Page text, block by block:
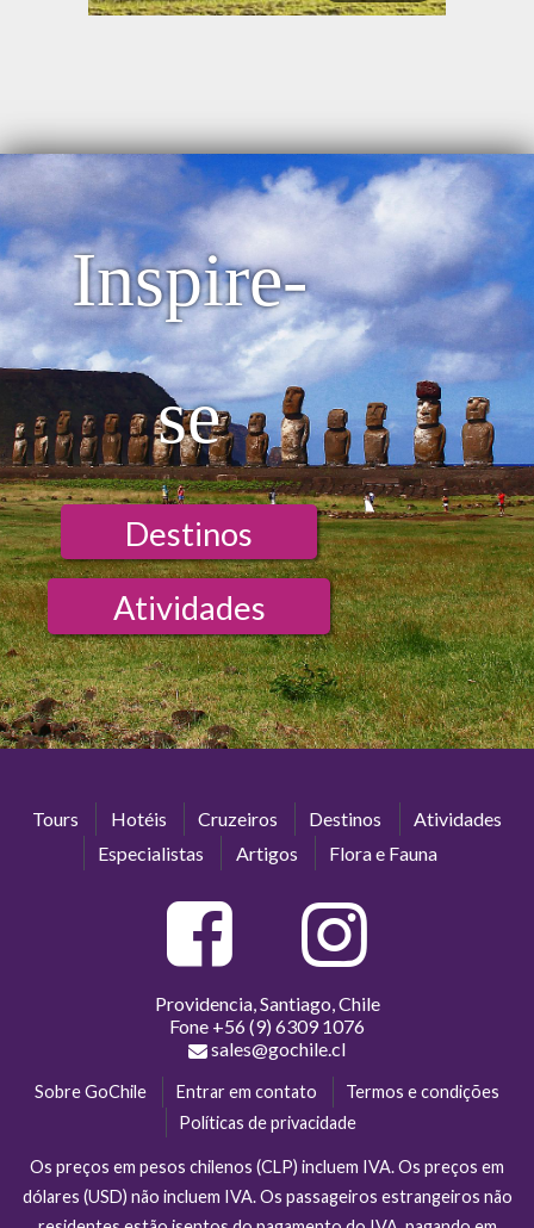
Inspire-
se
Destinos
Atividades
Tours Hotéis Cruzeiros Destinos
Atividades
Especialistas
Artigos Flora e Fauna
Providencia, Santiago, Chile
Fone +56 (9) 6309 1076
sales@gochile.cl
Sobre GoChile Entrar em contato
Termos e condições
Políticas de privacidade
Os preços em pesos chilenos (CLP) incluem IVA. Os preços em
dólares (USD) não incluem IVA. Os passageiros estrangeiros não